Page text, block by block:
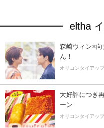
eltha
森崎ウィン×向
ん！
オリコンタイアッ
大好評につき
ーン
オリコンタイアッ